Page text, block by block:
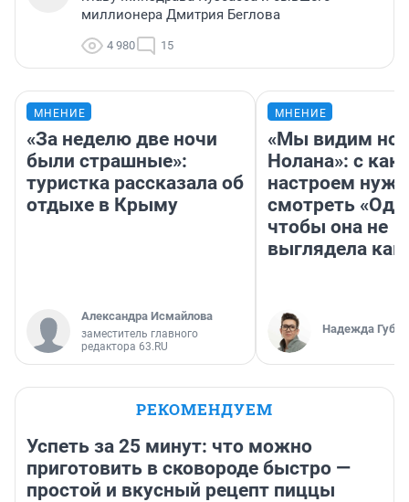
миллионера Дмитрия Беглова
4 980 15
МНЕНИЕ
«За неделю две ночи
были страшные»:
туристка рассказала об
отдыхе в Крыму
Александра Исмайлова
заместитель главного
редактора 63.RU
МНЕНИЕ
«Мы видим
Нолана»: с
настроем
смотреть
чтобы она не
выглядела как
Надежда
РЕКОМЕНДУЕМ
Успеть за 25 минут: что можно
приготовить в сковороде быстро —
простой и вкусный рецепт пиццы